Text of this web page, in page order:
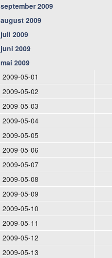
september 2009
august 2009
juli 2009
juni 2009
mai 2009
2009-05-01
2009-05-02
2009-05-03
2009-05-04
2009-05-05
2009-05-06
2009-05-07
2009-05-08
2009-05-09
2009-05-10
2009-05-11
2009-05-12
2009-05-13